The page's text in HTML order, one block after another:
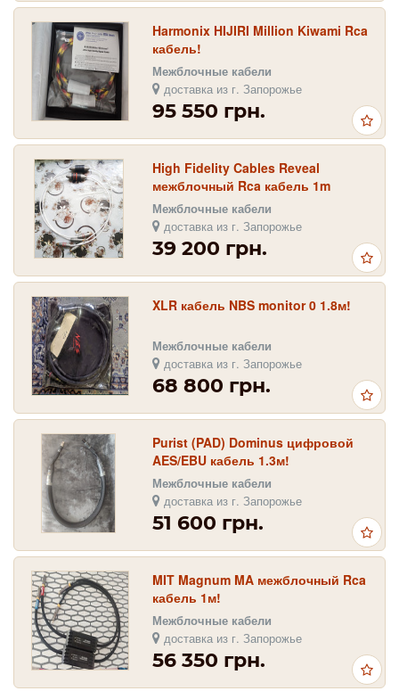
Harmonix HIJIRI Million Kiwami Rca
кабель!
Межблочные кабели
доставка из г. Запорожье
95 550 грн.
High Fidelity Cables Reveal
межблочный Rca кабель 1m
Межблочные кабели
доставка из г. Запорожье
39 200 грн.
XLR кабель NBS monitor 0 1.8м!
Межблочные кабели
доставка из г. Запорожье
68 800 грн.
Purist (PAD) Dominus цифровой
AES/EBU кабель 1.3м!
Межблочные кабели
доставка из г. Запорожье
51 600 грн.
MIT Magnum MA межблочный Rca
кабель 1м!
Межблочные кабели
доставка из г. Запорожье
56 350 грн.